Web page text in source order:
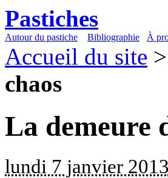
Pastiches
Autour du pastiche Bibliographie À
Accueil du site >
chaos
La demeure
lundi 7 janvier 2013